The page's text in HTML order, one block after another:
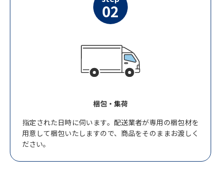
02
梱包・集荷
指定された日時に伺います。配送業者が専用の梱包材を
用意して梱包いたしますので、商品をそのままお渡しく
ださい。